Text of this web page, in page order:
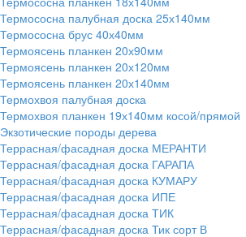
Термососна палубная доска 25х140мм
Термососна брус 40х40мм
Термоясень планкен 20х90мм
Термоясень планкен 20х120мм
Термоясень планкен 20х140мм
Термохвоя палубная доска
Термохвоя планкен 19х140мм косой/прямой
Экзотические породы дерева
Террасная/фасадная доска МЕРАНТИ
Террасная/фасадная доска ГАРАПА
Террасная/фасадная доска КУМАРУ
Террасная/фасадная доска ИПЕ
Террасная/фасадная доска ТИК
Террасная/фасадная доска Тик сорт В